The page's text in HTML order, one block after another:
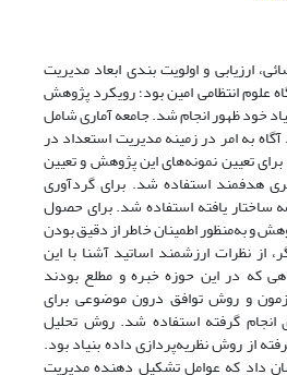
ارزیابی و اولویت بندی ابعاد مدیریت
علوم انتظامی امین بود؛ رویکرد پژوهش
خود ظهور انجام شد. جامعه آماری شامل
به امر در زمینه مدیریت استعداد در
برای تعیین نمونه‌های این پژوهش و تعیین
هدفمند استفاده شد. برای گردآوری
ساختار یافته استفاده شد. برای حصول
و به‌منظور اطمینان خاطر از دقیق بودن
از نظرات ارزشمند اساتید آشنا با این
که در این حوزه خبره و مطلع بودند
و روش توافق درون موضوعی برای
انجام گرفته استفاده شد. روش تحلیل
از روش نظریه‌پردازی داده بنیاد بود.
داد که عوامل تشکیل دهنده مدیریت